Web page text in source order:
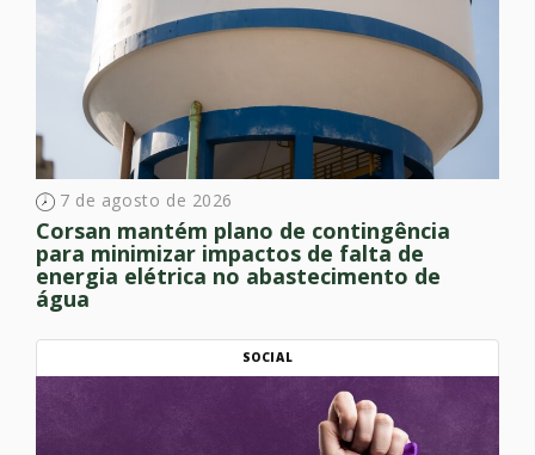
7 de agosto de 2026
Corsan mantém plano de contingência
para minimizar impactos de falta de
energia elétrica no abastecimento de
água
SOCIAL